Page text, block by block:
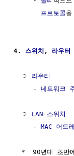
프로토콜
4. 스위치 , 라우터
  ㅇ
라우터
     -
네트워크
  ㅇ
LAN 스위치
     -
MAC 어드
*  90년대 초반